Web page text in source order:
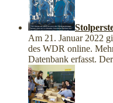
Am 21. Januar 2022
des WDR online.
Datenbank erfasst.